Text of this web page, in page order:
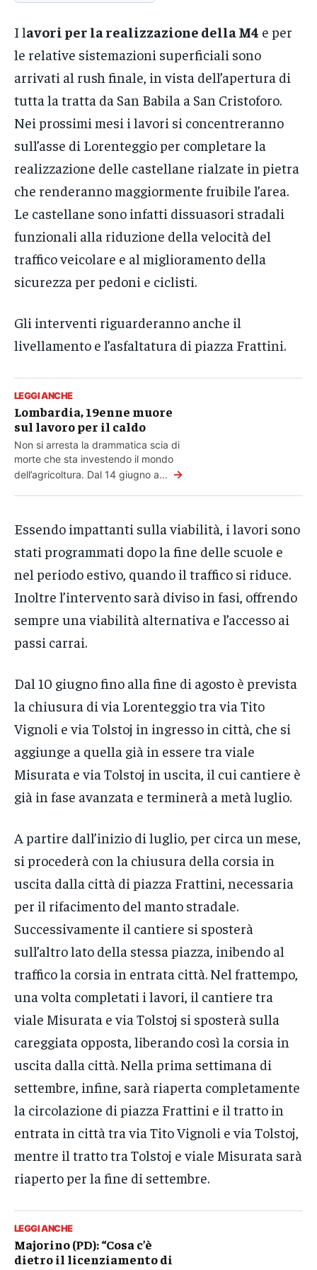
I lavori per la realizzazione della M4 e per
le relative sistemazioni superficiali sono
arrivati al rush finale, in vista dell’apertura di
tutta la tratta da San Babila a San Cristoforo.
Nei prossimi mesi i lavori si concentreranno
sull’asse di Lorenteggio per completare la
realizzazione delle castellane rialzate in pietra
che renderanno maggiormente fruibile l’area.
Le castellane sono infatti dissuasori stradali
funzionali alla riduzione della velocità del
traffico veicolare e al miglioramento della
sicurezza per pedoni e ciclisti.
Gli interventi riguarderanno anche il
livellamento e l’asfaltatura di piazza Frattini.
LEGGI ANCHE
Lombardia, 19enne muore
sul lavoro per il caldo
Non si arresta la drammatica scia di
morte che sta investendo il mondo
dell’agricoltura. Dal 14 giugno a... →
Essendo impattanti sulla viabilità, i lavori sono
stati programmati dopo la fine delle scuole e
nel periodo estivo, quando il traffico si riduce.
Inoltre l’intervento sarà diviso in fasi, offrendo
sempre una viabilità alternativa e l’accesso ai
passi carrai.
Dal 10 giugno fino alla fine di agosto è prevista
la chiusura di via Lorenteggio tra via Tito
Vignoli e via Tolstoj in ingresso in città, che si
aggiunge a quella già in essere tra viale
Misurata e via Tolstoj in uscita, il cui cantiere è
già in fase avanzata e terminerà a metà luglio.
A partire dall’inizio di luglio, per circa un mese,
si procederà con la chiusura della corsia in
uscita dalla città di piazza Frattini, necessaria
per il rifacimento del manto stradale.
Successivamente il cantiere si sposterà
sull’altro lato della stessa piazza, inibendo al
traffico la corsia in entrata città. Nel frattempo,
una volta completati i lavori, il cantiere tra
viale Misurata e via Tolstoj si sposterà sulla
careggiata opposta, liberando così la corsia in
uscita dalla città. Nella prima settimana di
settembre, infine, sarà riaperta completamente
la circolazione di piazza Frattini e il tratto in
entrata in città tra via Tito Vignoli e via Tolstoj,
mentre il tratto tra Tolstoj e viale Misurata sarà
riaperto per la fine di settembre.
LEGGI ANCHE
Majorino (PD): “Cosa c’è
dietro il licenziamento di